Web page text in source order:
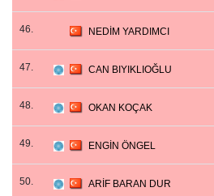
46. NEDİM YARDIMCI
47. CAN BIYIKLIOĞLU
48. OKAN KOÇAK
49. ENGİN ÖNGEL
50. ARİF BARAN DUR